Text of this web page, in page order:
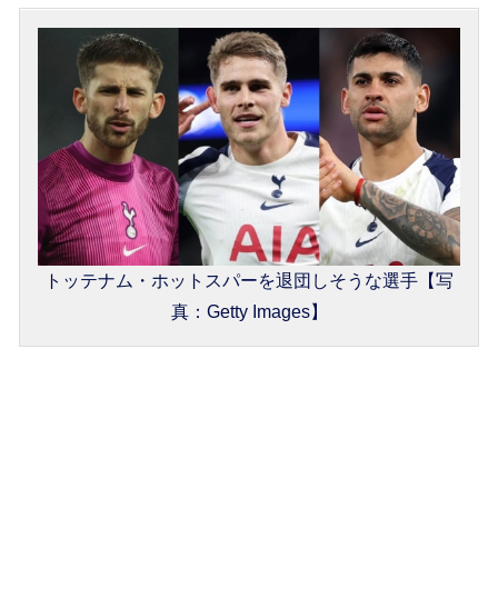
トッテナム・ホットスパーを退団しそうな選手【写
真：Getty Images】